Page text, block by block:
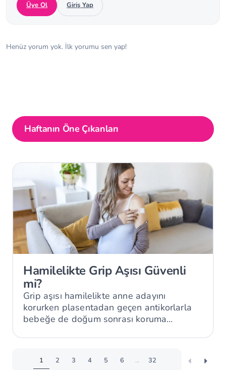
Üye Ol
Giriş Yap
Henüz yorum yok. İlk yorumu sen yap!
Haftanın Öne Çıkanları
Hamilelikte Grip Aşısı Güvenli
mi?
Grip aşısı hamilelikte anne adayını
korurken plasentadan geçen antikorlarla
bebeğe de doğum sonrası koruma
1 2 3 4 5 6 ... 32